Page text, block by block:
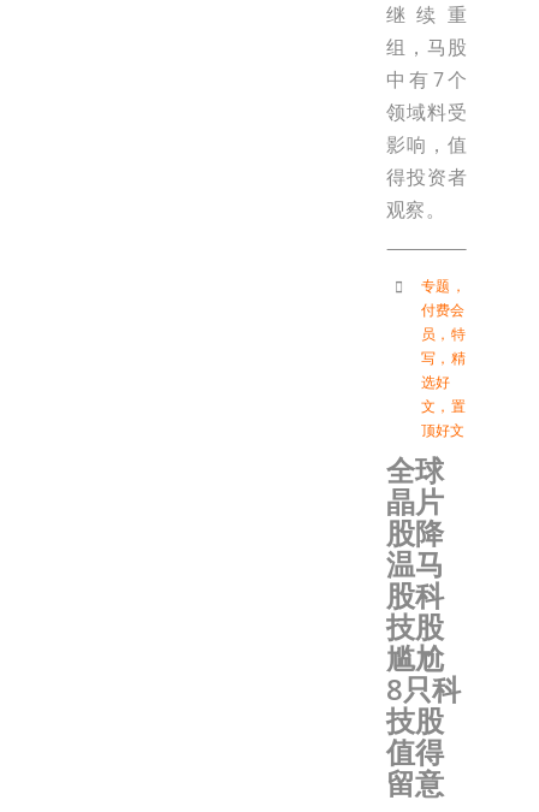
继续重
组，马股
中有7个
领域料受
影响，值
得投资者
观察。
专题 ，
付费会
员 ， 特
写 ， 精
选好
文 ， 置
顶好文
全球
晶片
股降
温马
股科
技股
尴尬
8只科
技股
值得
留意